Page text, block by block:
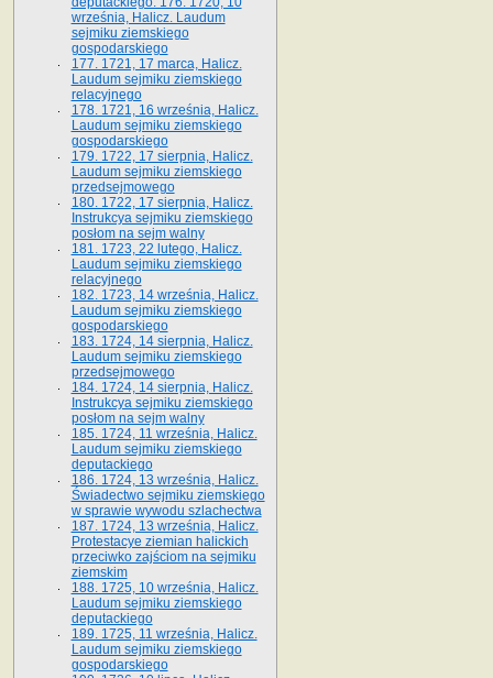
września, Halicz. Laudum
sejmiku ziemskiego
gospodarskiego
177. 1721, 17 marca, Halicz.
Laudum sejmiku ziemskiego
relacyjnego
178. 1721, 16 września, Halicz.
Laudum sejmiku ziemskiego
gospodarskiego
179. 1722, 17 sierpnia, Halicz.
Laudum sejmiku ziemskiego
przedsejmowego
180. 1722, 17 sierpnia, Halicz.
Instrukcya sejmiku ziemskiego
posłom na sejm walny
181. 1723, 22 lutego, Halicz.
Laudum sejmiku ziemskiego
relacyjnego
182. 1723, 14 września, Halicz.
Laudum sejmiku ziemskiego
gospodarskiego
183. 1724, 14 sierpnia, Halicz.
Laudum sejmiku ziemskiego
przedsejmowego
184. 1724, 14 sierpnia, Halicz.
Instrukcya sejmiku ziemskiego
posłom na sejm walny
185. 1724, 11 września, Halicz.
Laudum sejmiku ziemskiego
deputackiego
186. 1724, 13 września, Halicz.
Świadectwo sejmiku ziemskiego
w sprawie wywodu szlachectwa
187. 1724, 13 września, Halicz.
Protestacye ziemian halickich
przeciwko zajściom na sejmiku
ziemskim
188. 1725, 10 września, Halicz.
Laudum sejmiku ziemskiego
deputackiego
189. 1725, 11 września, Halicz.
Laudum sejmiku ziemskiego
gospodarskiego